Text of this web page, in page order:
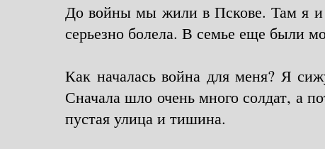
До войны мы жили в Пскове. Там я
серьезно болела. В семье еще были
Как началась война для меня? Я
Сначала шло очень много солдат, а
пустая улица и тишина.